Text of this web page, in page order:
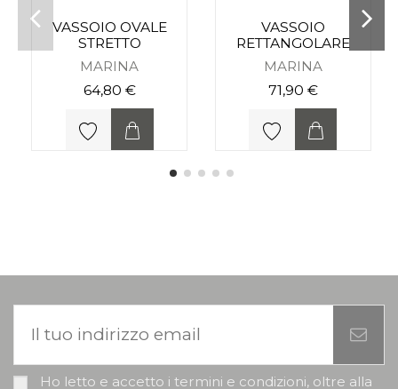
VASSOIO OVALE
STRETTO
MARINA
64,80 €
VASSOIO
RETTANGOLARE
MARINA
71,90 €
Ho letto e accetto i termini e condizioni, oltre alla